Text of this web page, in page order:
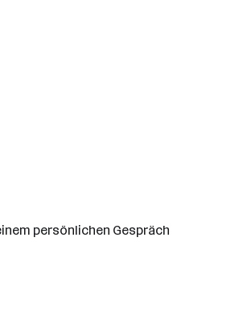
persönlichen Gespräch